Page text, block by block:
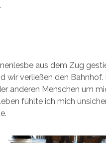
aus dem Zug
wir verließen den Bahnhof.
anderen Menschen um
fühlte ich mich